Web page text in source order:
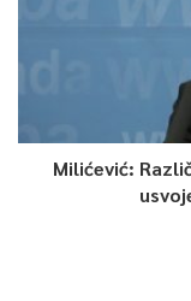
Milićević: